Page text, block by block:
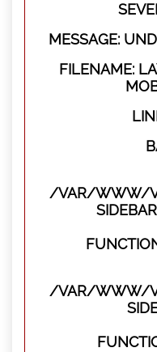
MESSAGE:
FILENAME:
/VAR/WWW/
/VAR/WWW/